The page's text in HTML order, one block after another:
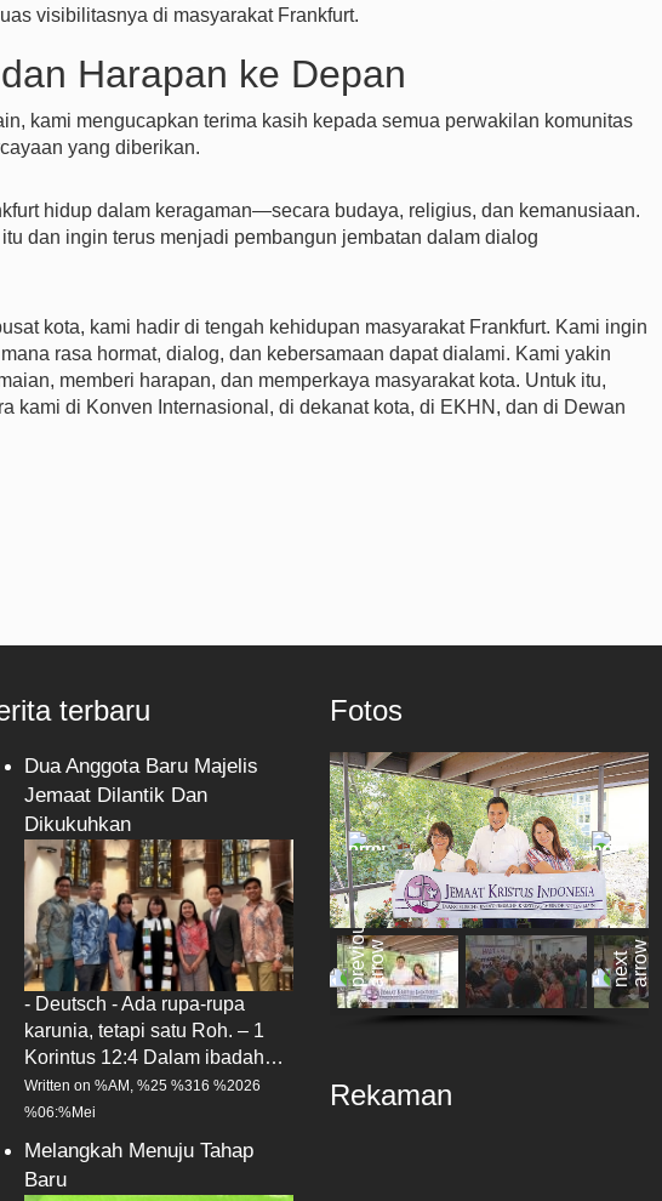
visibilitasnya di masyarakat Frankfurt.
Harapan ke Depan
kami mengucapkan terima kasih kepada semua perwakilan komunitas
yang diberikan.
hidup dalam keragaman—secara budaya, religius, dan kemanusiaan.
dan ingin terus menjadi pembangun jembatan dalam dialog
kota, kami hadir di tengah kehidupan masyarakat Frankfurt. Kami ingin
rasa hormat, dialog, dan kebersamaan dapat dialami. Kami yakin
memberi harapan, dan memperkaya masyarakat kota. Untuk itu,
kami di Konven Internasional, di dekanat kota, di EKHN, dan di Dewan
terbaru
Dua Anggota Baru Majelis
Jemaat Dilantik Dan
Dikukuhkan
- Deutsch - Ada rupa-rupa
karunia, tetapi satu Roh. – 1
Korintus 12:4 Dalam ibadah…
Written on %AM, %25 %316 %2026
%06:%Mei
Melangkah Menuju Tahap
Baru
Fotos
Rekaman